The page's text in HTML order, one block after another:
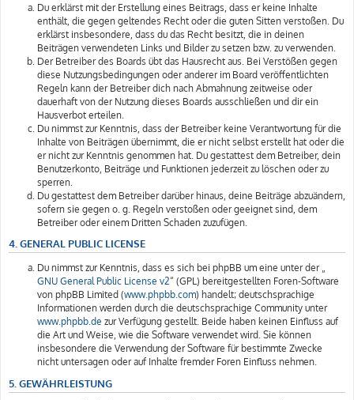
Du erklärst mit der Erstellung eines Beitrags, dass er keine Inhalte
enthält, die gegen geltendes Recht oder die guten Sitten verstoßen. Du
erklärst insbesondere, dass du das Recht besitzt, die in deinen
Beiträgen verwendeten Links und Bilder zu setzen bzw. zu verwenden.
Der Betreiber des Boards übt das Hausrecht aus. Bei Verstößen gegen
diese Nutzungsbedingungen oder anderer im Board veröffentlichten
Regeln kann der Betreiber dich nach Abmahnung zeitweise oder
dauerhaft von der Nutzung dieses Boards ausschließen und dir ein
Hausverbot erteilen.
Du nimmst zur Kenntnis, dass der Betreiber keine Verantwortung für die
Inhalte von Beiträgen übernimmt, die er nicht selbst erstellt hat oder die
er nicht zur Kenntnis genommen hat. Du gestattest dem Betreiber, dein
Benutzerkonto, Beiträge und Funktionen jederzeit zu löschen oder zu
sperren.
Du gestattest dem Betreiber darüber hinaus, deine Beiträge abzuändern,
sofern sie gegen o. g. Regeln verstoßen oder geeignet sind, dem
Betreiber oder einem Dritten Schaden zuzufügen.
4. GENERAL PUBLIC LICENSE
Du nimmst zur Kenntnis, dass es sich bei phpBB um eine unter der „
GNU General Public License v2“ (GPL) bereitgestellten Foren-Software
von phpBB Limited (www.phpbb.com) handelt; deutschsprachige
Informationen werden durch die deutschsprachige Community unter
www.phpbb.de zur Verfügung gestellt. Beide haben keinen Einfluss auf
die Art und Weise, wie die Software verwendet wird. Sie können
insbesondere die Verwendung der Software für bestimmte Zwecke
nicht untersagen oder auf Inhalte fremder Foren Einfluss nehmen.
5. GEWÄHRLEISTUNG